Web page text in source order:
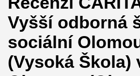
Vyšší odborná
sociální
(Vysoká Škola)